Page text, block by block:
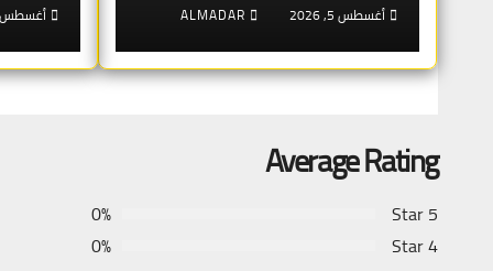
أغسطس 5, 2026 ALMADAR أغسطس 2, 2026
Average Rating
5 Star
0%
4 Star
0%